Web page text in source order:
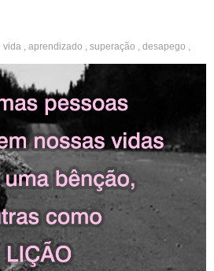
vida , aprendizado , superação , desapego ,